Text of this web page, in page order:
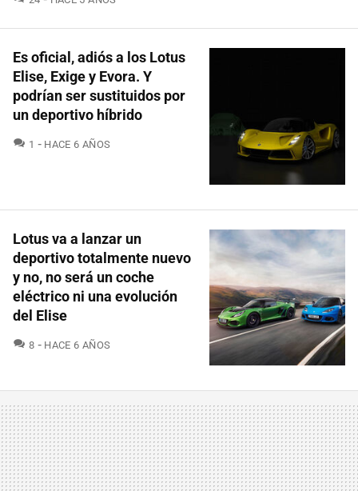
Es oficial, adiós a los Lotus
Elise, Exige y Evora. Y
podrían ser sustituidos por
un deportivo híbrido
1 COMENTARIOS
HACE 6 AÑOS
Lotus va a lanzar un
deportivo totalmente nuevo
y no, no será un coche
eléctrico ni una evolución
del Elise
8 COMENTARIOS
HACE 6 AÑOS